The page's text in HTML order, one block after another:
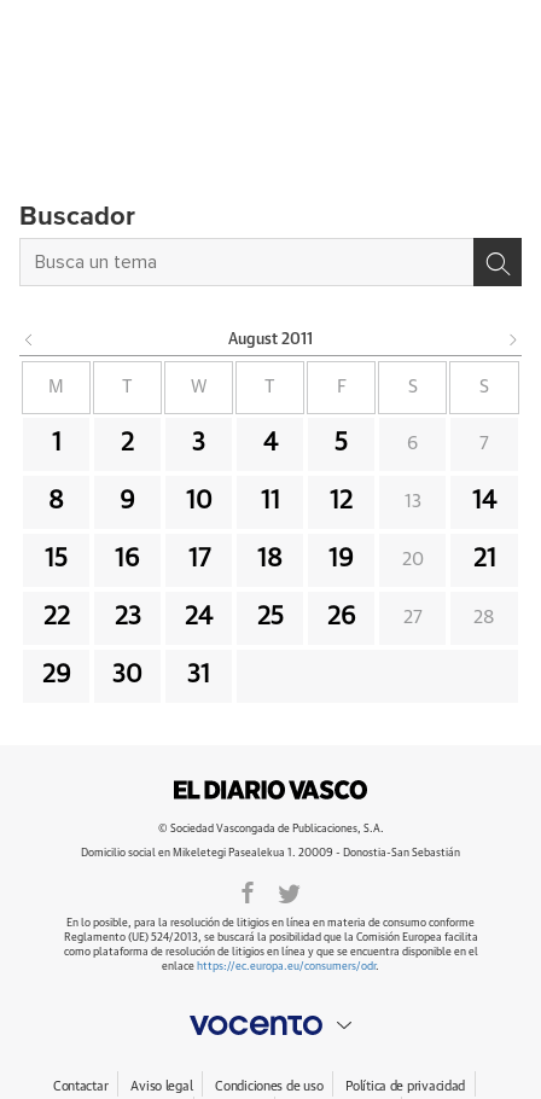
Buscador
August 2011
M W F S S
1 2 3 4 5 6 7
8 9 10 11 12 13 14
15 16 17 18 19 20 21
22 23 24 25 26 27 28
29 30 31
© Sociedad Vascongada de Publicaciones, S.A.
Domicilio social en Mikeletegi Pasealekua 1. 20009 - Donostia-San Sebastián
En lo posible, para la resolución de litigios en línea en materia de consumo conforme
Reglamento (UE) 524/2013, se buscará la posibilidad que la Comisión Europea facilita
como plataforma de resolución de litigios en línea y que se encuentra disponible en el
enlace https://ec.europa.eu/consumers/odr.
Contactar Aviso legal Condiciones de uso Política de privacidad